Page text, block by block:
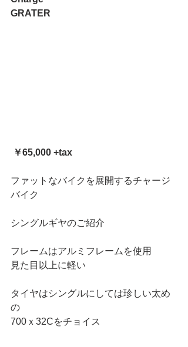
GRATER
￥65,000 +tax
ファットなバイクを展開するチャージ
バイク
シングルギヤのご紹介
フレームはアルミフレームを使用
見た目以上に軽い
タイヤはシングルにしては珍しい太め
の
700ｘ32Cをチョイス